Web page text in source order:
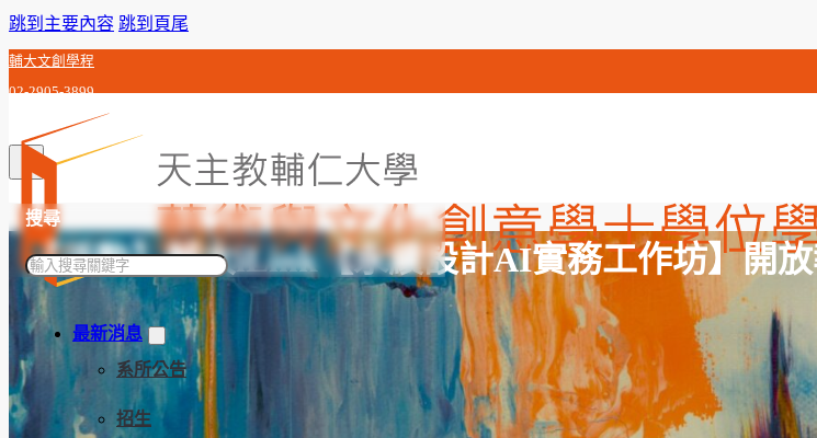
跳到主要內容 跳到頁尾
輔大文創學程
02-2905-3899
c0j992010@gmail.com
搜尋
搜
尋
最新消息
系所公告
招生
【活動】輔大iLink【永續設計AI實務工作坊】開